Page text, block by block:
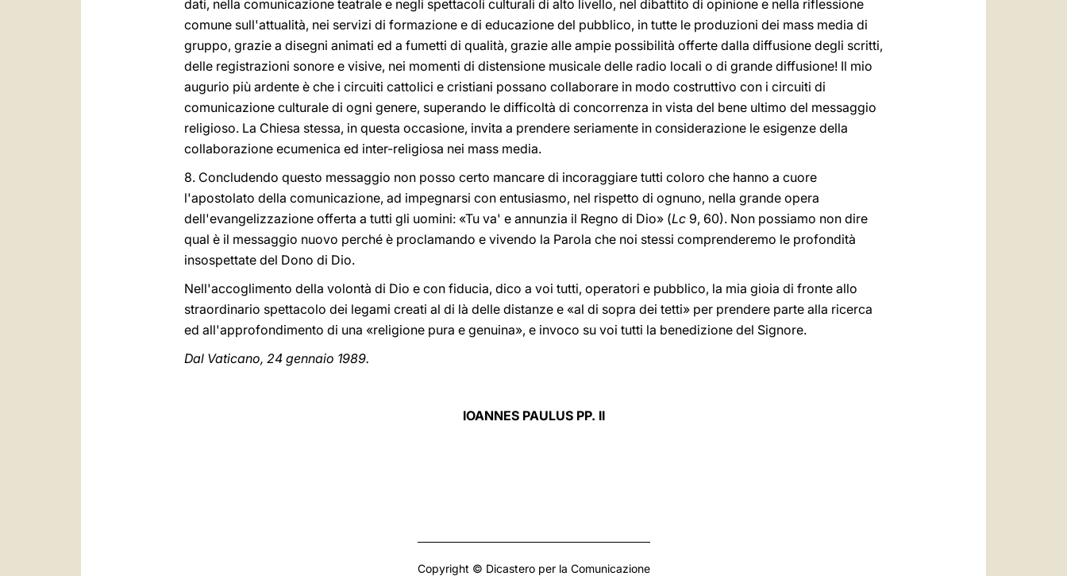
dati, nella comunicazione teatrale e negli spettacoli culturali di alto livello, nel dibattito di opinione e nella riflessione
comune sull'attualità, nei servizi di formazione e di educazione del pubblico, in tutte le produzioni dei mass media di
gruppo, grazie a disegni animati ed a fumetti di qualità, grazie alle ampie possibilità offerte dalla diffusione degli scritti,
delle registrazioni sonore e visive, nei momenti di distensione musicale delle radio locali o di grande diffusione! Il mio
augurio più ardente è che i circuiti cattolici e cristiani possano collaborare in modo costruttivo con i circuiti di
comunicazione culturale di ogni genere, superando le difficoltà di concorrenza in vista del bene ultimo del messaggio
religioso. La Chiesa stessa, in questa occasione, invita a prendere seriamente in considerazione le esigenze della
collaborazione ecumenica ed inter-religiosa nei mass media.
8. Concludendo questo messaggio non posso certo mancare di incoraggiare tutti coloro che hanno a cuore
l'apostolato della comunicazione, ad impegnarsi con entusiasmo, nel rispetto di ognuno, nella grande opera
dell'evangelizzazione offerta a tutti gli uomini: «Tu va' e annunzia il Regno di Dio» (Lc 9, 60). Non possiamo non dire
qual è il messaggio nuovo perché è proclamando e vivendo la Parola che noi stessi comprenderemo le profondità
insospettate del Dono di Dio.
Nell'accoglimento della volontà di Dio e con fiducia, dico a voi tutti, operatori e pubblico, la mia gioia di fronte allo
straordinario spettacolo dei legami creati al di là delle distanze e «al di sopra dei tetti» per prendere parte alla ricerca
ed all'approfondimento di una «religione pura e genuina», e invoco su voi tutti la benedizione del Signore.
Dal Vaticano, 24 gennaio 1989.
IOANNES PAULUS PP. II
Copyright © Dicastero per la Comunicazione